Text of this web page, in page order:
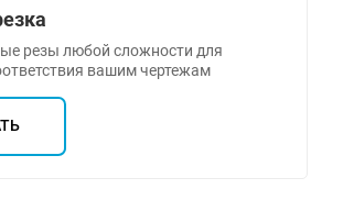
резы любой сложности для
вашим чертежам